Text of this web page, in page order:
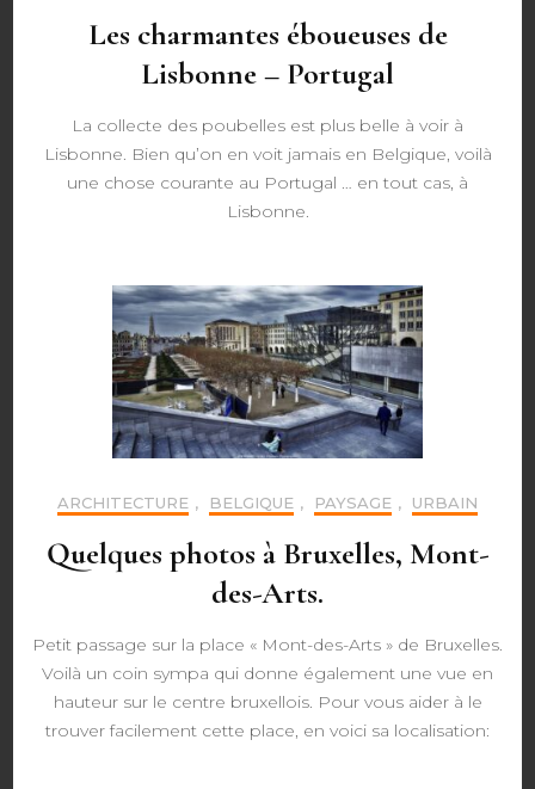
Les charmantes éboueuses de
Lisbonne – Portugal
La collecte des poubelles est plus belle à voir à
Lisbonne. Bien qu’on en voit jamais en Belgique, voilà
une chose courante au Portugal … en tout cas, à
Lisbonne.
ARCHITECTURE , BELGIQUE , PAYSAGE , URBAIN
Quelques photos à Bruxelles, Mont-
des-Arts.
Petit passage sur la place « Mont-des-Arts » de Bruxelles.
Voilà un coin sympa qui donne également une vue en
hauteur sur le centre bruxellois. Pour vous aider à le
trouver facilement cette place, en voici sa localisation: